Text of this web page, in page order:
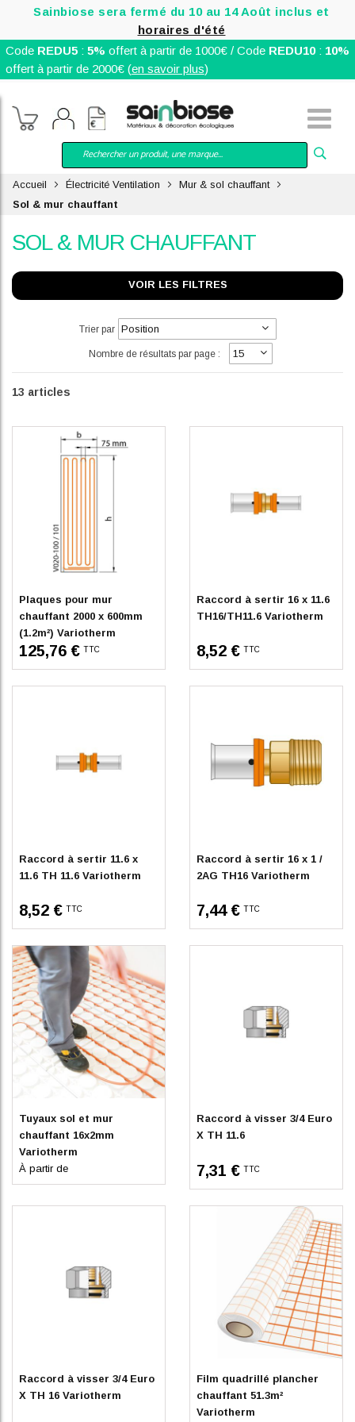
Sainbiose sera fermé du 10 au 14 Août inclus et
horaires d'été
Code REDU5: 5% offert à partir de 1000€ / Code REDU10: 10%
offert à partir de 2000€ (en savoir plus)
Accueil Électricité Ventilation
Mur & sol chauffant
Sol & mur chauffant
SOL & MUR CHAUFFANT
VOIR LES FILTRES
Trier par
Nombre de résultats par page :
13 articles
En stock
Plaques pour mur
chauffant 2000 x 600mm
(1.2m²) Variotherm
125,76 € TTC
Raccord à sertir 16 x 11.6
TH16/TH11.6 Variotherm
8,52 € TTC
Raccord à sertir 11.6 x
11.6 TH 11.6 Variotherm
8,52 € TTC
Raccord à sertir 16 x 1 /
2AG TH16 Variotherm
7,44 € TTC
Indisponible
Tuyaux sol et mur
chauffant 16x2mm
Variotherm
À partir de
Raccord à visser 3/4 Euro
X TH 11.6
7,31 € TTC
Raccord à visser 3/4 Euro
X TH 16 Variotherm
En stock
Film quadrillé plancher
chauffant 51.3m²
Variotherm